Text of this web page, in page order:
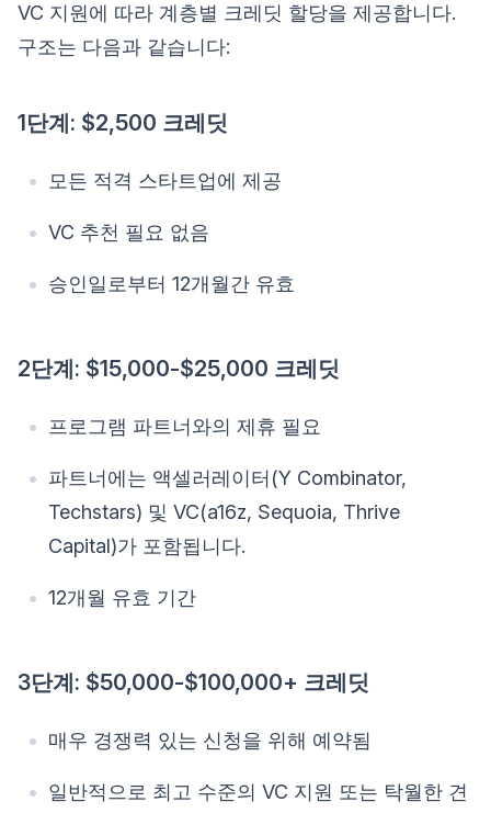
VC 지원에 따라 계층별 크레딧 할당을 제공합니다.
구조는 다음과 같습니다:
1단계: $2,500 크레딧
모든 적격 스타트업에 제공
VC 추천 필요 없음
승인일로부터 12개월간 유효
2단계: $15,000-$25,000 크레딧
프로그램 파트너와의 제휴 필요
파트너에는 액셀러레이터(Y Combinator,
Techstars) 및 VC(a16z, Sequoia, Thrive
Capital)가 포함됩니다.
12개월 유효 기간
3단계: $50,000-$100,000+ 크레딧
매우 경쟁력 있는 신청을 위해 예약됨
일반적으로 최고 수준의 VC 지원 또는 탁월한 견